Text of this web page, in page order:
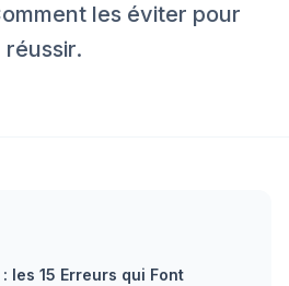
les éviter pour
réussir.
les 15 Erreurs qui Font